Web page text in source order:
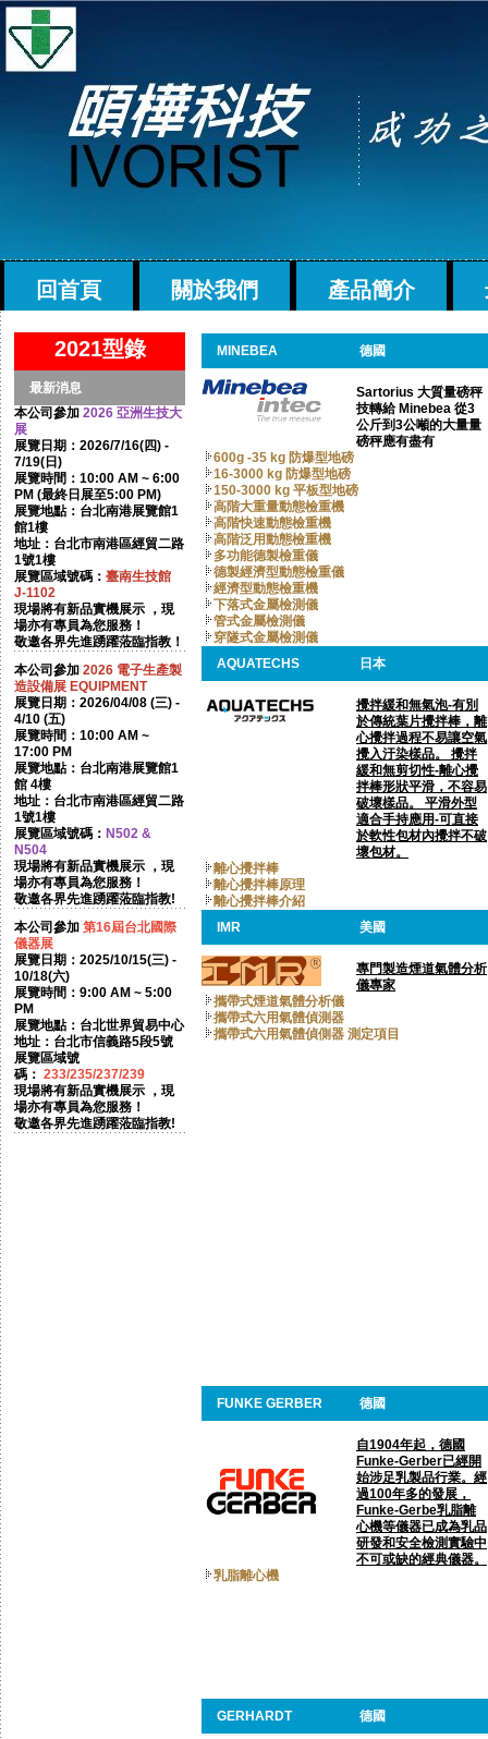
回首頁 關於我們 產品簡介
2021型錄
最新消息
本公司參加 2026 亞洲生技大
展
展覽日期：2026/7/16(四) -
7/19(日)
展覽時間：10:00 AM ~ 6:00
PM (最終日展至5:00 PM)
展覽地點：台北南港展覽館1
館1樓
地址：台北市南港區經貿二路
1號1樓
展覽區域號碼： 臺南生技館
J-1102
現場將有新品實機展示 ，現
場亦有專員為您服務！
敬邀各界先進踴躍蒞臨指教！
本公司參加 2026 電子生產製
造設備展 EQUIPMENT
展覽日期：2026/04/08 (三) -
4/10 (五)
展覽時間：10:00 AM ~
17:00 PM
展覽地點：台北南港展覽館1
館 4樓
地址：台北市南港區經貿二路
1號1樓
展覽區域號碼： N502 &
N504
現場將有新品實機展示 ，現
場亦有專員為您服務！
敬邀各界先進踴躍蒞臨指教!
本公司參加 第16屆台北國際
儀器展
展覽日期：2025/10/15(三) -
10/18(六)
展覽時間：9:00 AM ~ 5:00
PM
展覽地點：台北世界貿易中心
地址：台北市信義路5段5號
展覽區域號
碼： 233/235/237/239
現場將有新品實機展示 ，現
場亦有專員為您服務！
敬邀各界先進踴躍蒞臨指教!
MINEBEA 德國
Sartorius 大質量磅秤
技轉給 Minebea 從3
公斤到3公噸的大量量
磅秤應有盡有
600g -35 kg 防爆型地磅
16-3000 kg 防爆型地磅
150-3000 kg 平板型地磅
高階大重量動態檢重機
高階快速動態檢重機
高階泛用動態檢重機
多功能德製檢重儀
德製經濟型動態檢重儀
經濟型動態檢重機
下落式金屬檢測儀
管式金屬檢測儀
穿隧式金屬檢測儀
AQUATECHS
日本
攪拌緩和無氣泡-有別
於傳統葉片攪拌棒，離
心攪拌過程不易讓空氣
攪入汙染樣品。 攪拌
緩和無剪切性-離心攪
拌棒形狀平滑，不容易
破壞樣品。 平滑外型
適合手持應用-可直接
於軟性包材內攪拌不破
壞包材。
離心攪拌棒
離心攪拌棒原理
離心攪拌棒介紹
IMR
美國
專門製造煙道氣體分析
儀專家
攜帶式煙道氣體分析儀
攜帶式六用氣體偵測器
攜帶式六用氣體偵側器 測定項目
FUNKE GERBER 德國
自1904年起，德國
Funke-Gerber已經開
始涉足乳製品行業。經
過100年多的發展，
Funke-Gerbe乳脂離
心機等儀器已成為乳品
研發和安全檢測實驗中
不可或缺的經典儀器。
乳脂離心機
GERHARDT 德國